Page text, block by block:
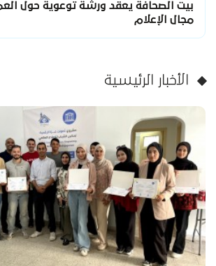
بيت الصحافة يعقد ورشة توعوية حول
مجال الإعلام
الأخبار الرئيسية